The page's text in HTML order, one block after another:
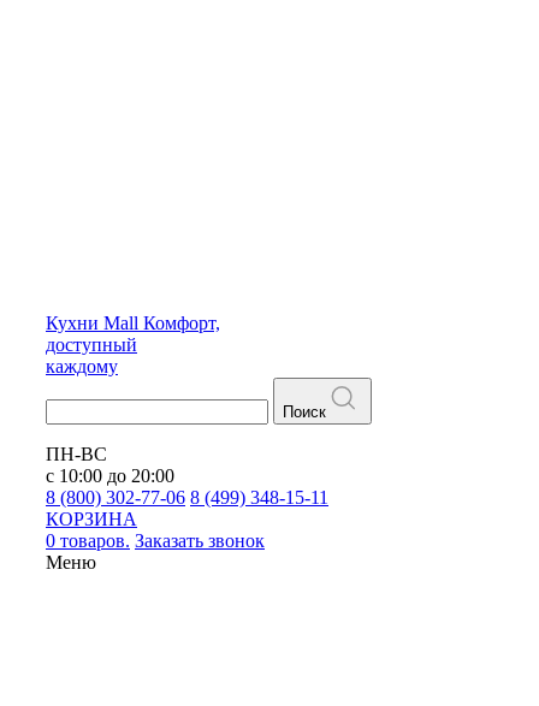
Кухни Mall Комфорт,
доступный
каждому
Поиск
ПН-ВС
с 10:00 до 20:00
8 (800) 302-77-06 8 (499) 348-15-11
КОРЗИНА
0 товаров. Заказать звонок
Меню